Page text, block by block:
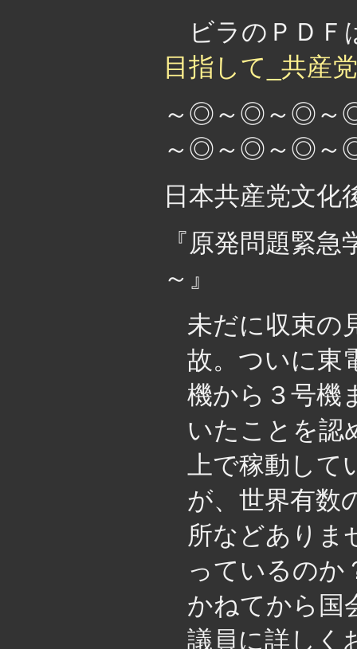
ビラのＰＤ
目指して_共産
～◎～◎～◎
～◎～◎～◎～
日本共産党文化
『原発問題緊
～』
未だに収束の
故。ついに東
機から３号機
いたことを認
上で稼動し
が、世界有数
所などありま
っているのか
かねてから国
議員に詳しく